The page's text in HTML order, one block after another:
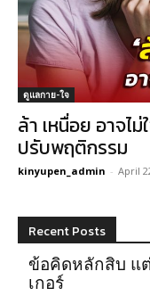
ดูแลกาย-ใจ
ล้า เหนื่อย อาจไ
ปรับพฤติกรรม
kinyupen_admin - April
Recent Posts
ข้อคิดหลักสิบ แ
เกอร์